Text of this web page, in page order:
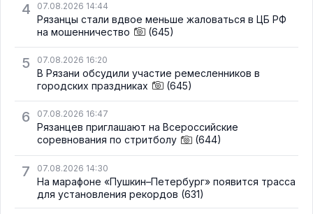
4 07.08.2026 14:44
Рязанцы стали вдвое меньше жаловаться в ЦБ РФ
на мошенничество
(645)
5 07.08.2026 16:20
В Рязани обсудили участие ремесленников в
городских праздниках
(645)
6 07.08.2026 16:47
Рязанцев приглашают на Всероссийские
соревнования по стритболу
(644)
7 07.08.2026 14:30
На марафоне «Пушкин–Петербург» появится трасса
для установления рекордов (631)